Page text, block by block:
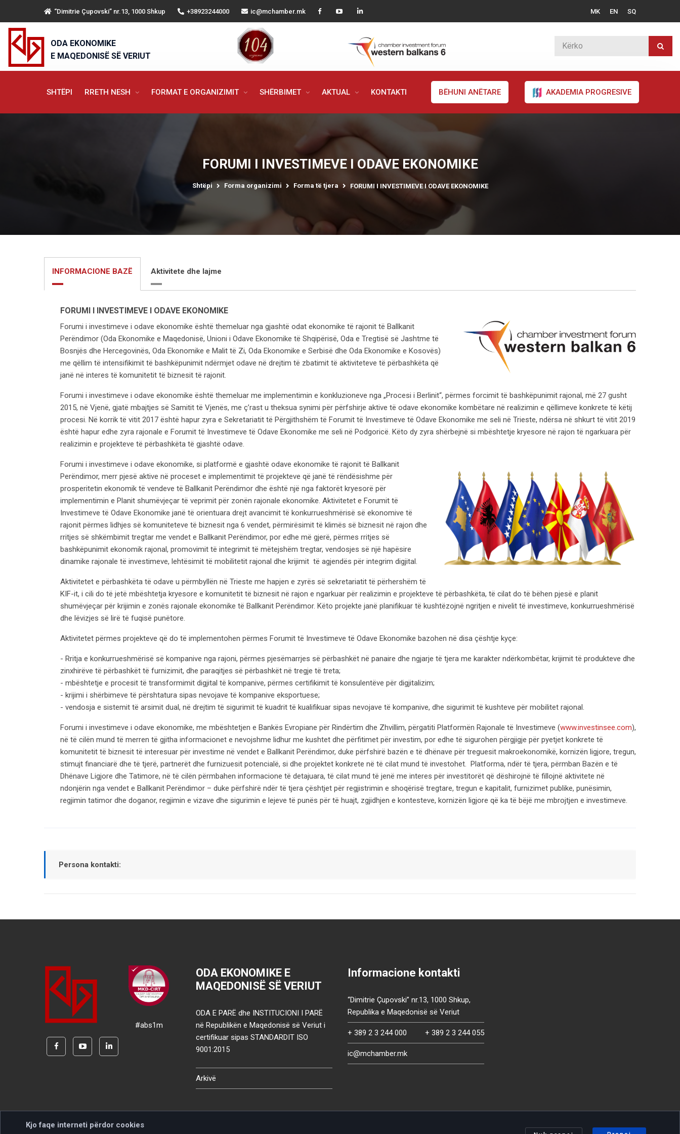
“Dimitrie Çupovski” nr.13, 1000 Shkup +38923244000 ic@mchamber.mk MK EN SQ
ODA EKONOMIKE
E MAQEDONISË SË VERIUT
SHTËPI RRETH NESH FORMAT E ORGANIZIMIT SHËRBIMET AKTUAL KONTAKTI BËHUNI ANËTARE AKADEMIA PROGRESIVE
FORUMI I INVESTIMEVE I ODAVE EKONOMIKE
Shtëpi Forma organizimi Forma të tjera FORUMI I INVESTIMEVE I ODAVE EKONOMIKE
INFORMACIONE BAZË Aktivitete dhe lajme
FORUMI I INVESTIMEVE I ODAVE EKONOMIKE
Forumi i investimeve i odave ekonomike është themeluar nga gjashtë odat ekonomike të rajonit të Ballkanit
Perëndimor (Oda Ekonomike e Maqedonisë, Unioni i Odave Ekonomike të Shqipërisë, Oda e Tregtisë së Jashtme të
Bosnjës dhe Hercegovinës, Oda Ekonomike e Malit të Zi, Oda Ekonomike e Serbisë dhe Oda Ekonomike e Kosovës)
me qëllim të intensifikimit të bashkëpunimit ndërmjet odave në drejtim të zbatimit të aktiviteteve të përbashkëta që
janë në interes të komunitetit të biznesit të rajonit.
Forumi i investimeve i odave ekonomike është themeluar me implementimin e konkluzioneve nga „Procesi i Berlinit“, përmes forcimit të bashkëpunimit rajonal, më 27 gusht
2015, në Vjenë, gjatë mbajtjes së Samitit të Vjenës, me ç’rast u theksua synimi për përfshirje aktive të odave ekonomike kombëtare në realizimin e qëllimeve konkrete të këtij
procesi. Në korrik të vitit 2017 është hapur zyra e Sekretariatit të Përgjithshëm të Forumit të Investimeve të Odave Ekonomike me seli në Trieste, ndërsa në shkurt të vitit 2019
është hapur edhe zyra rajonale e Forumit të Investimeve të Odave Ekonomike me seli në Podgoricë. Këto dy zyra shërbejnë si mbështetje kryesore në rajon të ngarkuara për
realizimin e projekteve të përbashkëta të gjashtë odave.
Forumi i investimeve i odave ekonomike, si platformë e gjashtë odave ekonomike të rajonit të Ballkanit
Perëndimor, merr pjesë aktive në proceset e implementimit të projekteve që janë të rëndësishme për
prosperitetin ekonomik të vendeve të Ballkanit Perëndimor dhe është një nga faktorët kryesorë për
implementimin e Planit shumëvjeçar të veprimit për zonën rajonale ekonomike. Aktivitetet e Forumit të
Investimeve të Odave Ekonomike janë të orientuara drejt avancimit të konkurrueshmërisë së ekonomive të
rajonit përmes lidhjes së komuniteteve të biznesit nga 6 vendet, përmirësimit të klimës së biznesit në rajon dhe
rritjes së shkëmbimit tregtar me vendet e Ballkanit Perëndimor, por edhe më gjerë, përmes rritjes së
bashkëpunimit ekonomik rajonal, promovimit të integrimit të mëtejshëm tregtar, vendosjes së një hapësire
dinamike rajonale të investimeve, lehtësimit të mobilitetit rajonal dhe krijimit të agjendës për integrim digjital.
Aktivitetet e përbashkëta të odave u përmbyllën në Trieste me hapjen e zyrës së sekretariatit të përhershëm të
KIF-it, i cili do të jetë mbështetja kryesore e komunitetit të biznesit në rajon e ngarkuar për realizimin e projekteve të përbashkëta, të cilat do të bëhen pjesë e planit
shumëvjeçar për krijimin e zonës rajonale ekonomike të Ballkanit Perëndimor. Këto projekte janë planifikuar të kushtëzojnë ngritjen e nivelit të investimeve, konkurrueshmërisë
dhe lëvizjes së lirë të fuqisë punëtore.
Aktivitetet përmes projekteve që do të implementohen përmes Forumit të Investimeve të Odave Ekonomike bazohen në disa çështje kyçe:
- Rritja e konkurrueshmërisë së kompanive nga rajoni, përmes pjesëmarrjes së përbashkët në panaire dhe ngjarje të tjera me karakter ndërkombëtar, krijimit të produkteve dhe
zinxhirëve të përbashkët të furnizimit, dhe paraqitjes së përbashkët në tregje të treta;
- mbështetje e procesit të transformimit digjital të kompanive, përmes certifikimit të konsulentëve për digjitalizim;
- krijimi i shërbimeve të përshtatura sipas nevojave të kompanive eksportuese;
- vendosja e sistemit të arsimit dual, në drejtim të sigurimit të kuadrit të kualifikuar sipas nevojave të kompanive, dhe sigurimit të kushteve për mobilitet rajonal.
Forumi i investimeve i odave ekonomike, me mbështetjen e Bankës Evropiane për Rindërtim dhe Zhvillim, përgatiti Platformën Rajonale të Investimeve (www.investinsee.com),
në të cilën mund të merren të gjitha informacionet e nevojshme lidhur me kushtet dhe përfitimet për investim, por edhe të sigurohen përgjigje për pyetjet konkrete të
komunitetit të biznesit të interesuar për investime në vendet e Ballkanit Perëndimor, duke përfshirë bazën e të dhënave për treguesit makroekonomikë, kornizën ligjore, tregun,
stimujt financiarë dhe të tjerë, partnerët dhe furnizuesit potencialë, si dhe projektet konkrete në të cilat mund të investohet. Platforma, ndër të tjera, përmban Bazën e të
Dhënave Ligjore dhe Tatimore, në të cilën përmbahen informacione të detajuara, të cilat mund të jenë me interes për investitorët që dëshirojnë të fillojnë aktivitete në
ndonjërin nga vendet e Ballkanit Perëndimor – duke përfshirë ndër të tjera çështjet për regjistrimin e shoqërisë tregtare, tregun e kapitalit, furnizimet publike, punësimin,
regjimin tatimor dhe doganor, regjimin e vizave dhe sigurimin e lejeve të punës për të huajt, zgjidhjen e kontesteve, kornizën ligjore që ka të bëjë me mbrojtjen e investimeve.
Persona kontakti:
#abs1m
ODA EKONOMIKE E
MAQEDONISË SË VERIUT
ODA E PARË dhe INSTITUCIONI I PARË
në Republikën e Maqedonisë së Veriut i
certifikuar sipas STANDARDIT ISO
9001:2015
Arkivë
Informacione kontakti
“Dimitrie Çupovski” nr.13, 1000 Shkup,
Republika e Maqedonisë së Veriut
+ 389 2 3 244 000 + 389 2 3 244 055
ic@mchamber.mk
Kjo faqe interneti përdor cookies